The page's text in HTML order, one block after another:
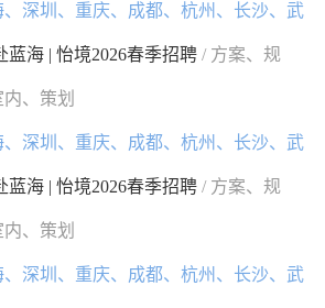
、深圳、重庆、成都、杭州、长沙、武
蓝海 | 怡境2026春季招聘/ 方案、规
、策划
、深圳、重庆、成都、杭州、长沙、武
蓝海 | 怡境2026春季招聘/ 方案、规
、策划
、深圳、重庆、成都、杭州、长沙、武